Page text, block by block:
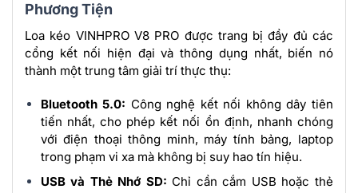
Phương Tiện
Loa kéo VINHPRO V8 PRO được trang bị đầy đủ các
cổng kết nối hiện đại và thông dụng nhất, biến nó
thành một trung tâm giải trí thực thụ:
Bluetooth 5.0: Công nghệ kết nối không dây tiên
tiến nhất, cho phép kết nối ổn định, nhanh chóng
với điện thoại thông minh, máy tính bảng, laptop
trong phạm vi xa mà không bị suy hao tín hiệu.
USB và Thẻ Nhớ SD: Chỉ cần cắm USB hoặc thẻ